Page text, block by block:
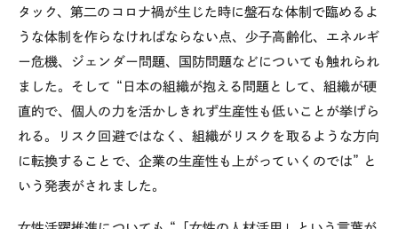
タック、第二のコロナ禍が生じた時に盤石な体制で臨めるよ
うな体制を作らなければならない点、少子高齢化、エネルギ
ー危機、ジェンダー問題、国防問題などについても触れられ
ました。そして “日本の組織が抱える問題として、組織が硬
直的で、個人の力を活かしきれず生産性も低いことが挙げら
れる。リスク回避ではなく、組織がリスクを取るような方向
に転換することで、企業の生産性も上がっていくのでは” と
いう発表がされました。